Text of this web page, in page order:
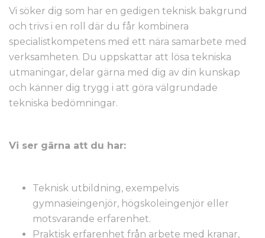
Vi söker dig som har en gedigen teknisk bakgrund
och trivs i en roll där du får kombinera
specialistkompetens med ett nära samarbete med
verksamheten. Du uppskattar att lösa tekniska
utmaningar, delar gärna med dig av din kunskap
och känner dig trygg i att göra välgrundade
tekniska bedömningar.
Vi ser gärna att du har:
Teknisk utbildning, exempelvis
gymnasieingenjör, högskoleingenjör eller
motsvarande erfarenhet.
Praktisk erfarenhet från arbete med kranar,